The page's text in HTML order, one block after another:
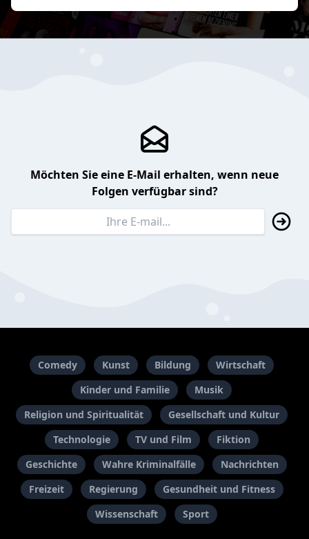
Möchten Sie eine E-Mail erhalten, wenn neue
Folgen verfügbar sind?
Comedy Kunst Bildung
Wirtschaft
Kinder und Familie
Musik
Religion und Spiritualität
Gesellschaft und Kultur
Technologie
TV und Film
Fiktion
Geschichte
Wahre Kriminalfälle
Nachrichten
Freizeit
Regierung
Gesundheit und Fitness
Wissenschaft
Sport